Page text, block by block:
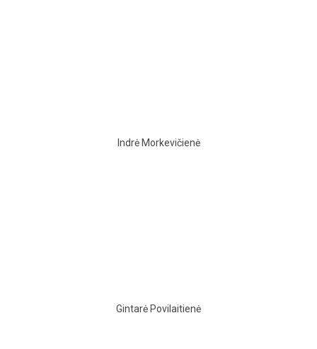
Indrė Morkevičienė
Gintarė Povilaitienė